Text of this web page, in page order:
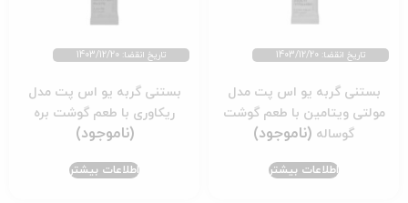
تاریخ انقضا: 1403/12/20
بستنی گربه یو اس پت مدل
مولتی ویتامین با طعم گوشت
گوساله
اطلاعات بیشتر
تاریخ انقضا: 1403/12/20
بستنی گربه یو اس پت مدل
ریکاوری با طعم گوشت بره
اطلاعات بیشتر